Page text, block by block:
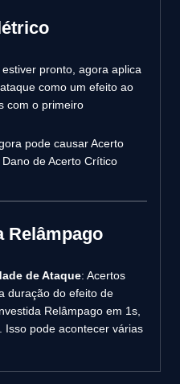
pronto, agora aplica
como um efeito ao
com o primeiro
pode causar Acerto
de Acerto Crítico
Relâmpago
de Ataque: Acertos
duração do efeito de
Relâmpago em 1s,
Isso pode acontecer várias